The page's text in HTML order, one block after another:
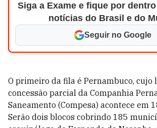
Siga a Exame e fique por
notícias do Brasil e do
Seguir no Google
O primeiro da fila é Pernambuco, cujo
concessão parcial da Companhia
Saneamento (Compesa) acontece em
Serão dois blocos cobrindo 185